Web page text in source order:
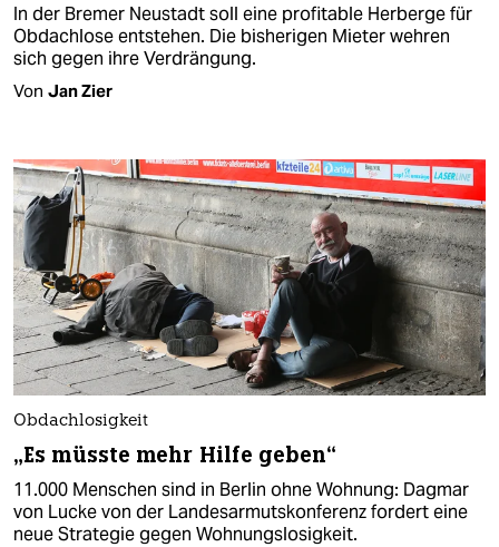
In der Bremer Neustadt soll eine profitable Herberge für
Obdachlose entstehen. Die bisherigen Mieter wehren
sich gegen ihre Verdrängung.
Von Jan Zier
Obdachlosigkeit
„Es müsste mehr Hilfe geben“
11.000 Menschen sind in Berlin ohne Wohnung: Dagmar
von Lucke von der Landesarmutskonferenz fordert eine
neue Strategie gegen Wohnungslosigkeit.